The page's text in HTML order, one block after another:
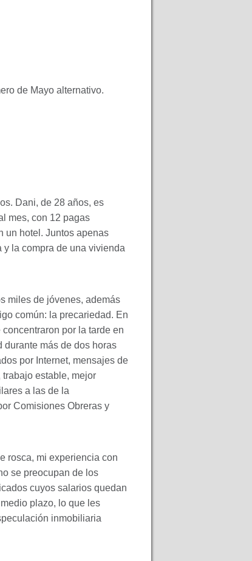
de Mayo alternativo.
Dani, de 28 años, es
mes, con 12 pagas
un hotel. Juntos apenas
la compra de una vivienda
miles de jóvenes, además
común: la precariedad. En
por la tarde en
durante más de dos horas
por Internet, mensajes de
trabajo estable, mejor
a las de la
Comisiones Obreras y
rosca, mi experiencia con
se preocupan de los
cuyos salarios quedan
plazo, lo que les
inmobiliaria